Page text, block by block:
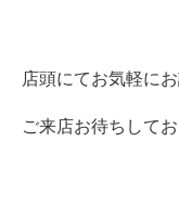
店頭にてお気軽に
ご来店お待ちしてお